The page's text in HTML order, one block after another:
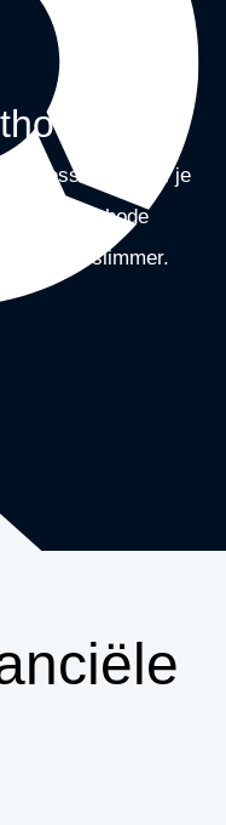
processen voor al je
EQili Methode
sneller, slimmer.